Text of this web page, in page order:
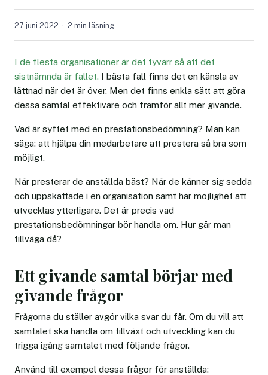
27 juni 2022 2 min läsning
I de flesta organisationer är det tyvärr så att det
sistnämnda är fallet. I bästa fall finns det en känsla av
lättnad när det är över. Men det finns enkla sätt att göra
dessa samtal effektivare och framför allt mer givande.
Vad är syftet med en prestationsbedömning? Man kan
säga: att hjälpa din medarbetare att prestera så bra som
möjligt.
När presterar de anställda bäst? När de känner sig sedda
och uppskattade i en organisation samt har möjlighet att
utvecklas ytterligare. Det är precis vad
prestationsbedömningar bör handla om. Hur går man
tillväga då?
Ett givande samtal börjar med
givande frågor
Frågorna du ställer avgör vilka svar du får. Om du vill att
samtalet ska handla om tillväxt och utveckling kan du
trigga igång samtalet med följande frågor.
Använd till exempel dessa frågor för anställda: